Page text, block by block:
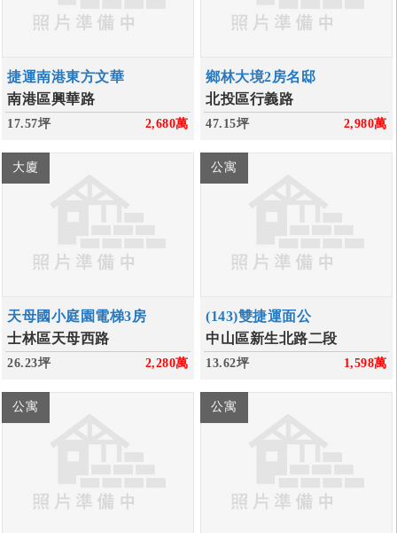
捷運南港東方文華
南港區興華路
17.57坪 2,680萬
鄉林大境2房名邸
北投區行義路
47.15坪 2,980萬
大廈
天母國小庭園電梯3房
士林區天母西路
26.23坪 2,280萬
公寓
(143)雙捷運面公
中山區新生北路二段
13.62坪 1,598萬
公寓 公寓